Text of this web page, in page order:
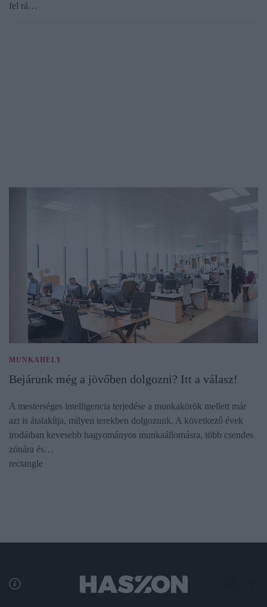
fel rá…
MUNKAHELY
Bejárunk még a jövőben dolgozni? Itt a válasz!
A mesterséges intelligencia terjedése a munkakörök mellett már
azt is átalakítja, milyen terekben dolgozunk. A következő évek
irodáiban kevesebb hagyományos munkaállomásra, több csendes
zónára és…
rectangle